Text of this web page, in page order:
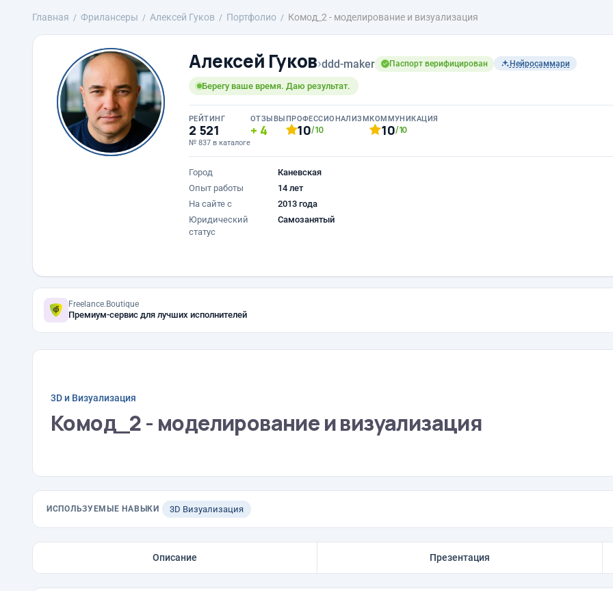
Главная Фрилансеры Алексей Гуков Портфолио Комод_2 - моделирование и визуализация
Алексей Гуков›ddd-maker Паспорт верифицирован Нейросаммари
Берегу ваше время. Даю результат.
РЕЙТИНГ
2 521
№ 837 в каталоге
ОТЗЫВЫ
4
ПРОФЕССИОНАЛИЗМ
10/10
КОММУНИКАЦИЯ
10/10
Город
Каневская
Опыт работы
14 лет
На сайте с
2013 года
Юридический
статус
Самозанятый
Freelance.Boutique
Премиум-сервис для лучших исполнителей
3D и Визуализация
Комод_2 - моделирование и визуализация
ИСПОЛЬЗУЕМЫЕ НАВЫКИ 3D Визуализация
Описание Презентация